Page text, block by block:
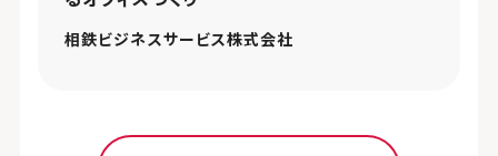
相鉄ビジネスサービス株式会社